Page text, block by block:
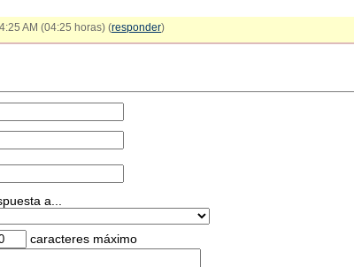
AM (04:25 horas) (responder)
a...
caracteres máximo